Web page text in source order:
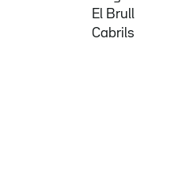
El Brull
Cabrils